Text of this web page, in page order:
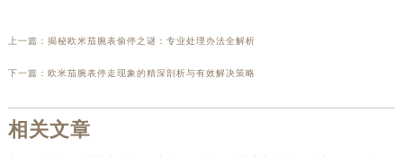
上一篇： 揭秘欧米茄腕表偷停之谜：专业处理办法全解析
下一篇： 欧米茄腕表停走现象的精深剖析与有效解决策略
相关文章